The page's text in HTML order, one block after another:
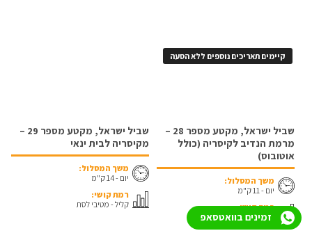
קיימים תאריכים נוספים ללא הסעה
שביל ישראל, מקטע מספר 28 –
מרמת הנדיב לקיסריה (כולל
אוטובוס)
משך המסלול:
יום - 11 ק"מ
רמת קושי:
קל +, אוהבי לכת
שביל ישראל, מקטע מספר 29 –
מקיסריה לבית ינאי
משך המסלול:
יום - 14 ק"מ
רמת קושי:
קליל - מטיבי לסת
זמינים בוואטסאפ